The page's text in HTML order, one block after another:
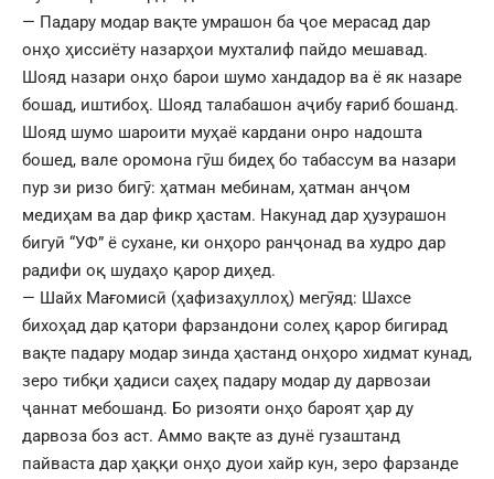
— Падару модар вақте умрашон ба ҷое мерасад дар
онҳо ҳиссиёту назарҳои мухталиф пайдо мешавад.
Шояд назари онҳо барои шумо хандадор ва ё як назаре
бошад, иштибоҳ. Шояд талабашон аҷибу ғариб бошанд.
Шояд шумо шароити муҳаё кардани онро надошта
бошед, вале оромона гӯш бидеҳ бо табассум ва назари
пур зи ризо бигӯ: ҳатман мебинам, ҳатман анҷом
медиҳам ва дар фикр ҳастам. Накунад дар ҳузурашон
бигуӣ “УФ” ё сухане, ки онҳоро ранҷонад ва худро дар
радифи оқ шудаҳо қарор диҳед.
— Шайх Мағомисӣ (ҳафизаҳуллоҳ) мегӯяд: Шахсе
бихоҳад дар қатори фарзандони солеҳ қарор бигирад
вақте падару модар зинда ҳастанд онҳоро хидмат кунад,
зеро тибқи ҳадиси саҳеҳ падару модар ду дарвозаи
ҷаннат мебошанд. Бо ризояти онҳо бароят ҳар ду
дарвоза боз аст. Аммо вақте аз дунё гузаштанд
пайваста дар ҳаққи онҳо дуои хайр кун, зеро фарзанде